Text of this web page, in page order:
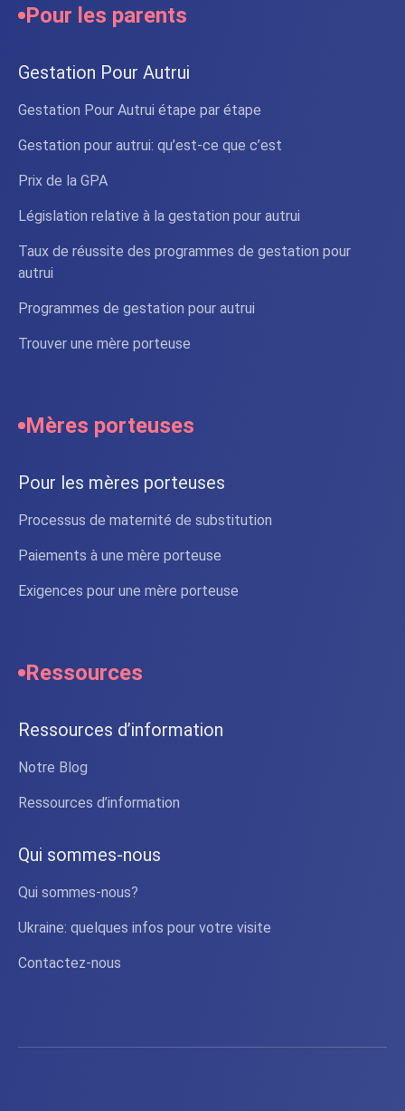
Pour les parents
Gestation Pour Autrui
Gestation Pour Autrui étape par étape
Gestation pour autrui: qu’est-ce que c’est
Prix de la GPA
Législation relative à la gestation pour autrui
Taux de réussite des programmes de gestation pour
autrui
Programmes de gestation pour autrui
Trouver une mère porteuse
Mères porteuses
Pour les mères porteuses
Processus de maternité de substitution
Paiements à une mère porteuse
Exigences pour une mère porteuse
Ressources
Ressources d’information
Notre Blog
Ressources d’information
Qui sommes-nous
Qui sommes-nous?
Ukraine: quelques infos pour votre visite
Contactez-nous